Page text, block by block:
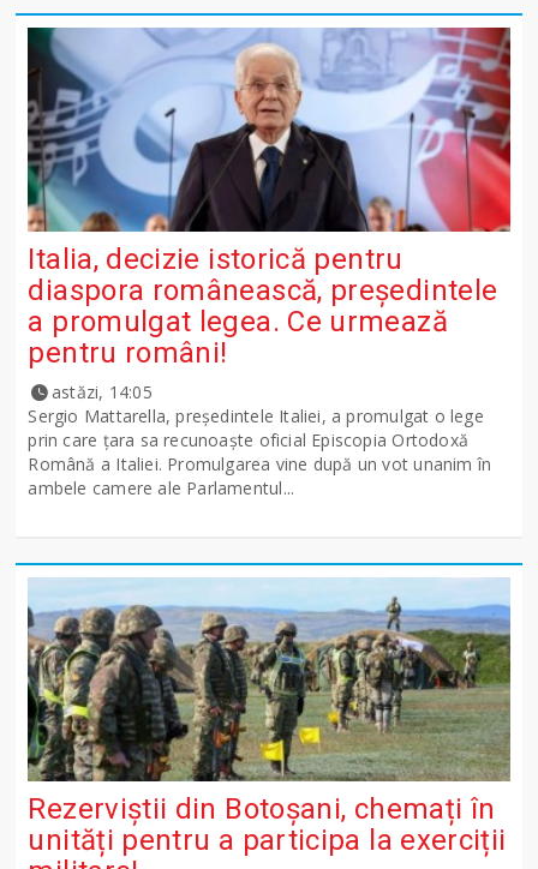
Italia, decizie istorică pentru
diaspora românească, președintele
a promulgat legea. Ce urmează
pentru români!
astăzi, 14:05
Sergio Mattarella, președintele Italiei, a promulgat o lege
prin care țara sa recunoaște oficial Episcopia Ortodoxă
Română a Italiei. Promulgarea vine după un vot unanim în
ambele camere ale Parlamentul...
Rezerviștii din Botoșani, chemați în
unități pentru a participa la exerciții